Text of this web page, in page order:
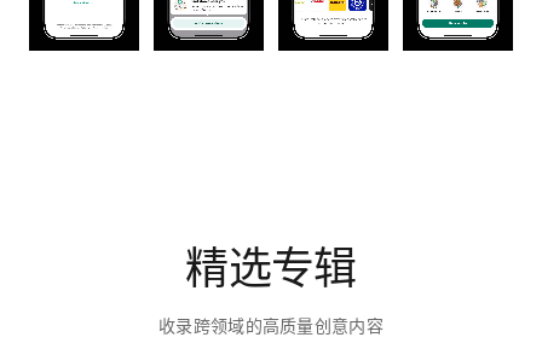
精选专辑
收录跨领域的高质量创意内容